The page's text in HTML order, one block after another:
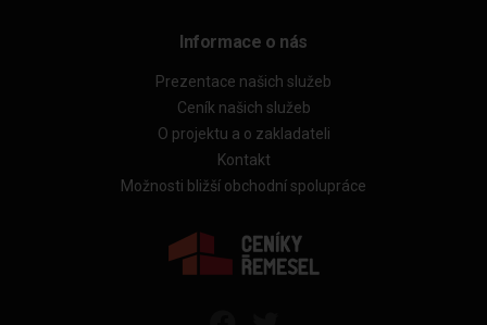
Informace o nás
Prezentace našich služeb
Ceník našich služeb
O projektu a o zakladateli
Kontakt
Možnosti bližší obchodní spolupráce